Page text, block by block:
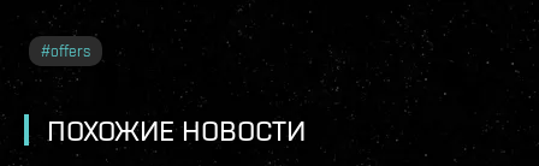
#offers
ПОХОЖИЕ НОВОСТИ